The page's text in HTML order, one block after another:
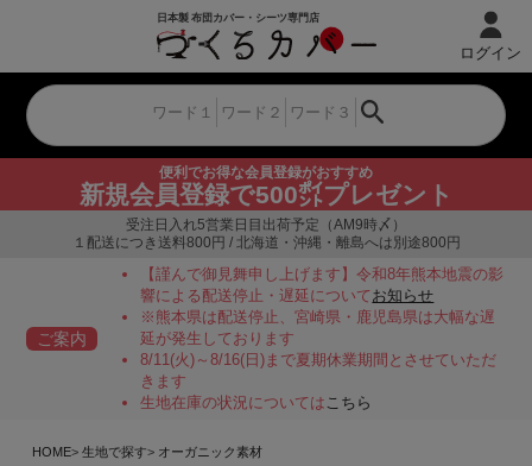
便利でお得な会員登録がおすすめ
新規会員登録で500㌽プレゼント
ログイン
受注日入れ5営業日目出荷予定（AM9時〆）
１配送につき送料800円 / 北海道・沖縄・離島へは別途800円
ご案内
【謹んで御見舞申し上げます】令和8年熊本地震の影
響による配送停止・遅延についてお知らせ
※熊本県は配送停止、宮崎県・鹿児島県は大幅な遅
延が発生しております
8/11(火)～8/16(日)まで夏期休業期間とさせていただ
きます
生地在庫の状況についてはこちら
HOME 生地で探す
オーガニック素材